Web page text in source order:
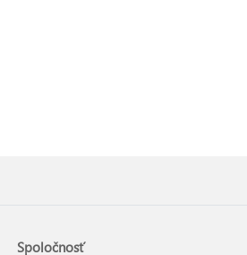
Spoločnosť